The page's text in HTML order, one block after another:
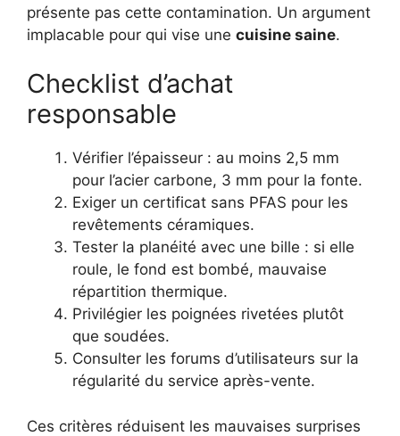
présente pas cette contamination. Un argument
implacable pour qui vise une cuisine saine.
Checklist d’achat
responsable
Vérifier l’épaisseur : au moins 2,5 mm
pour l’acier carbone, 3 mm pour la fonte.
Exiger un certificat sans PFAS pour les
revêtements céramiques.
Tester la planéité avec une bille : si elle
roule, le fond est bombé, mauvaise
répartition thermique.
Privilégier les poignées rivetées plutôt
que soudées.
Consulter les forums d’utilisateurs sur la
régularité du service après-vente.
Ces critères réduisent les mauvaises surprises